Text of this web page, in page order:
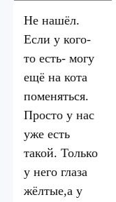
Не нашёл.
Если у кого-
то есть- могу
ещё на кота
поменяться.
Просто у нас
уже есть
такой. Только
у него глаза
жёлтые,а у